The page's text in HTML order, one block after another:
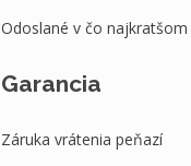
Odoslané v čo najkratšom
Garancia
Záruka vrátenia peňazí